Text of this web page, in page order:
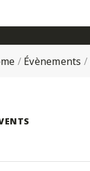
/ Évènements /